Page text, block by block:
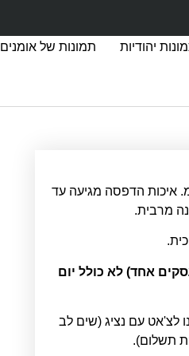
יהודיות
תמונות של אומנים
זכוכית אקסטרה קליר מחוסמת 6 מ"מ. איכות הדפסה מגיעה עד
עסקים אחד) לא כולל יום
לצ'אט עם נציג (שים לב
תשלום).